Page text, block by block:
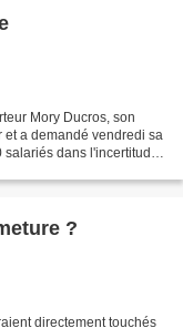
Mory Ducros, son
et a demandé vendredi sa
dans l'incertitude.
?
directement touchés